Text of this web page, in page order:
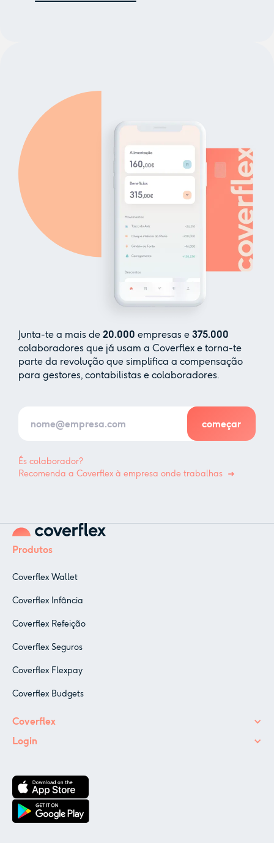
Junta-te a mais de 20.000 empresas e 375.000
colaboradores que já usam a Coverflex e torna-te
parte da revolução que simplifica a compensação
para gestores, contabilistas e colaboradores.
És colaborador?
Recomenda a Coverflex à empresa onde trabalhas
Produtos
Coverflex Wallet
Coverflex Infância
Coverflex Refeição
Coverflex Seguros
Coverflex Flexpay
Coverflex Budgets
Coverflex
Login